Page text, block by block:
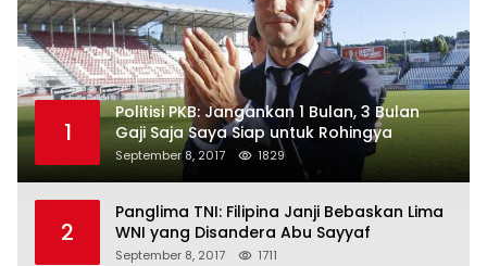
1
Politisi PKB: Jangankan 1 Bulan, 3 Bulan
Gaji Saja Saya Siap untuk Rohingya
September 8, 2017 1829
2
Panglima TNI: Filipina Janji Bebaskan Lima
WNI yang Disandera Abu Sayyaf
September 8, 2017 1711